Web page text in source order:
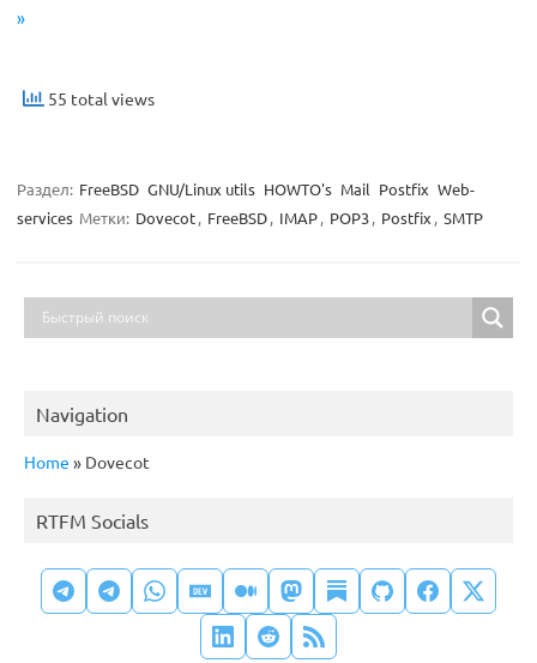
»
55 total views
Раздел: FreeBSD GNU/Linux utils HOWTO's Mail Postfix Web-
services Метки: Dovecot, FreeBSD, IMAP, POP3, Postfix , SMTP
Navigation
Home » Dovecot
RTFM Socials